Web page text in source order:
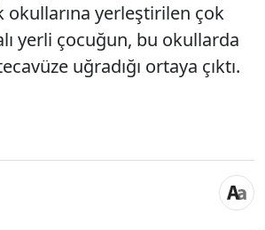
okullarına yerleştirilen çok
yerli çocuğun, bu okullarda
uğradığı ortaya çıktı.